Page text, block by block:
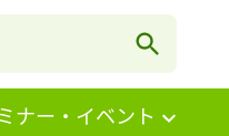
ナー・イベント